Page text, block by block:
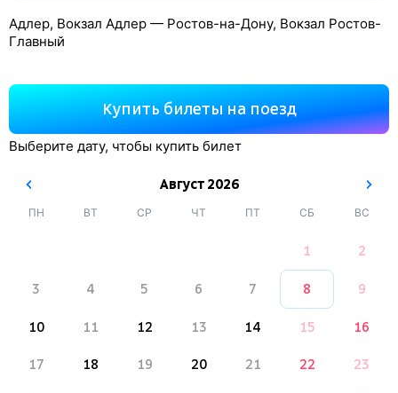
Адлер, Вокзал Адлер — Ростов-на-Дону, Вокзал Ростов-
Главный
Купить билеты на поезд
Выберите дату, чтобы купить билет
Август2026
ПН ВТ СР ЧТ ПТ СБ ВС
1 2
3 4 5 6 7 8 9
10 11 12 13 14 15 16
17 18 19 20 21 22 23